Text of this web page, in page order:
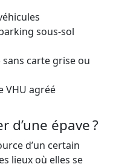
sous-sol
sans carte grise ou
VHU agréé
d’une épave ?
d’un certain
lieux où elles se